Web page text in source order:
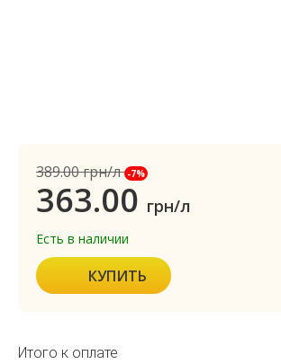
389.00грн/л -7%
363.00 грн/л
Есть в наличии
КУПИТЬ
Итого к оплате